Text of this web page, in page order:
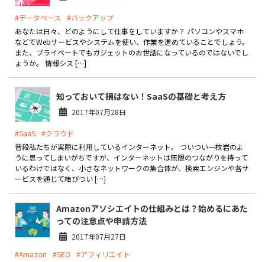
インフラ環境・サポート
費用
製品
ショッピングモール型 EC
マルチテナント、マルチブランドなど
通販受注対応
ECと通販の連動を可能に
EC運用支援
継続的に結果を出し続けるECサイトへ
スクラッチ開発
ライセンス契約
#データベース
#バックアップ
あなたは日々、どのようにして仕事をしていますか？ パソコンやスマホ
などでWebサービスやシステムを使い、作業を進めていることでしょう。
また、プライベートでもガジェットのお世話になっているのではないでし
ょうか。 情報シス […]
知っておいて損はない！SaaSの基礎と考え方
2017年07月28日
#SaaS #クラウド
普段私たちが実際に利用しているインターネット。 ついつい一枚岩のよ
うに思ってしまいがちですが、インターネットは無限のつながりを持って
いるわけではなく、小さなネットワークの集合体が、検索エンジンや各サ
ービスを通じて結びつい […]
Amazonアソシエイトの仕組みとは？始めるにあた
っての注意点や申請方法
2017年07月27日
#Amazon
#SEO
#アフィリエイト